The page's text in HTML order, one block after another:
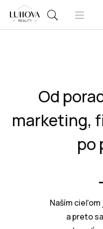
Od
marketing,
po
Naším
a preto